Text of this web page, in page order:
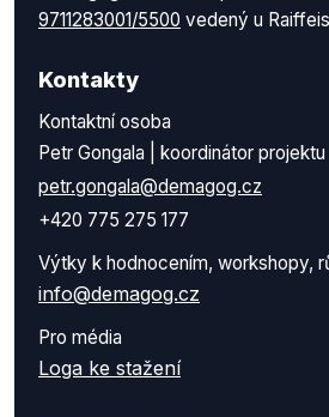
9711283001/5500 vedený u
Kontakty
Kontaktní osoba
Petr Gongala | koordinátor projektu
petr.gongala@demagog.cz
+420 775 275 177
Výtky k hodnocením, workshopy,
info@demagog.cz
Pro média
Loga ke stažení